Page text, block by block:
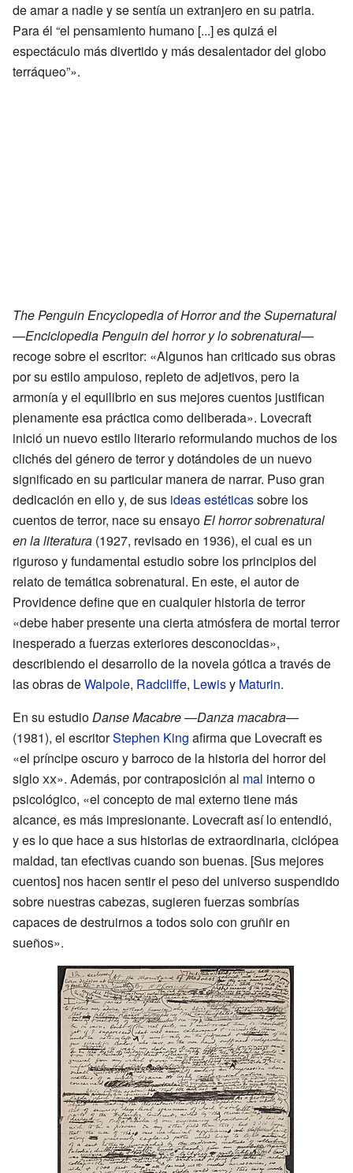
de amar a nadie y se sentía un extranjero en su patria.
Para él “el pensamiento humano [...] es quizá el
espectáculo más divertido y más desalentador del globo
terráqueo”».
The Penguin Encyclopedia of Horror and the Supernatural
—Enciclopedia Penguin del horror y lo sobrenatural—
recoge sobre el escritor: «Algunos han criticado sus obras
por su estilo ampuloso, repleto de adjetivos, pero la
armonía y el equilibrio en sus mejores cuentos justifican
plenamente esa práctica como deliberada». Lovecraft
inició un nuevo estilo literario reformulando muchos de los
clichés del género de terror y dotándoles de un nuevo
significado en su particular manera de narrar. Puso gran
dedicación en ello y, de sus ideas estéticassobre los
cuentos de terror, nace su ensayoEl horror sobrenatural
en la literatura (1927, revisado en 1936), el cual es un
riguroso y fundamental estudio sobre los principios del
relato de temática sobrenatural. En este, el autor de
Providence define que en cualquier historia de terror
«debe haber presente una cierta atmósfera de mortal terror
inesperado a fuerzas exteriores desconocidas»,
describiendo el desarrollo de la novela gótica a través de
las obras deWalpole, Radcliffe, Lewisy Maturin.
En su estudioDanse Macabre—Danza macabra—
(1981), el escritorStephen King afirma que Lovecraft es
«el príncipe oscuro y barroco de la historia del horror del
sigloxx». Además, por contraposición al mal interno o
psicológico, «el concepto de mal externo tiene más
alcance, es más impresionante. Lovecraft así lo entendió,
y es lo que hace a sus historias de extraordinaria, ciclópea
maldad, tan efectivas cuando son buenas. [Sus mejores
cuentos] nos hacen sentir el peso del universo suspendido
sobre nuestras cabezas, sugieren fuerzas sombrías
capaces de destruirnos a todos solo con gruñir en
sueños».